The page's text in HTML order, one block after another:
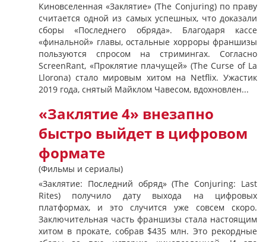
Киновселенная «Заклятие» (The Conjuring) по праву
считается одной из самых успешных, что доказали
сборы «Последнего обряда». Благодаря кассе
«финальной» главы, остальные хорроры франшизы
пользуются спросом на стримингах. Согласно
ScreenRant, «Проклятие плачущей» (The Curse of La
Llorona) стало мировым хитом на Netflix. Ужастик
2019 года, снятый Майклом Чавесом, вдохновлен...
«Заклятие 4» внезапно
быстро выйдет в цифровом
формате
(Фильмы и сериалы)
«Заклятие: Последний обряд» (The Conjuring: Last
Rites) получило дату выхода на цифровых
платформах, и это случится уже совсем скоро.
Заключительная часть франшизы стала настоящим
хитом в прокате, собрав $435 млн. Это рекордные